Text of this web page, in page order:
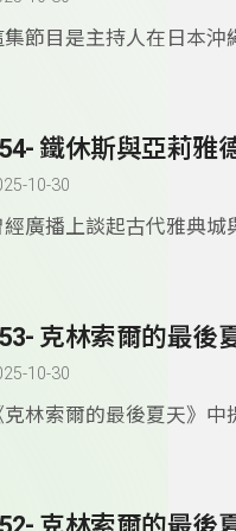
集節目是主持人在日本沖
鐵休斯與亞莉雅
10-30
經廣播上談起古代雅典城
休斯與亞莉雅德妮的故
克林索爾的最後
10-30
克林索爾的最後夏天》中
交錯，談時間，談理想